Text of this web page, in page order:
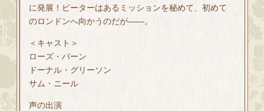
に発展！ピーターはあるミッションを秘めて、初めて
のロンドンへ向かうのだが——。
＜キャスト＞
ローズ・バーン
ドーナル・グリーソン
サム・ニール
声の出演